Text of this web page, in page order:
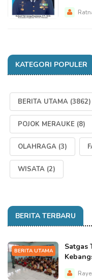
KATEGORI POPULER
BERITA UTAMA (3862)
POJOK MERAUKE (8)
OLAHRAGA (3)
WISATA (2)
BERITA TERBARU
BERITA UTAMA
Satgas